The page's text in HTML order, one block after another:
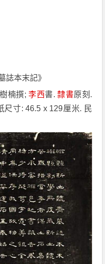
誌本末記》
楠撰;李西書.隸書原刻.
尺寸: 46.5 x 129厘米. 民